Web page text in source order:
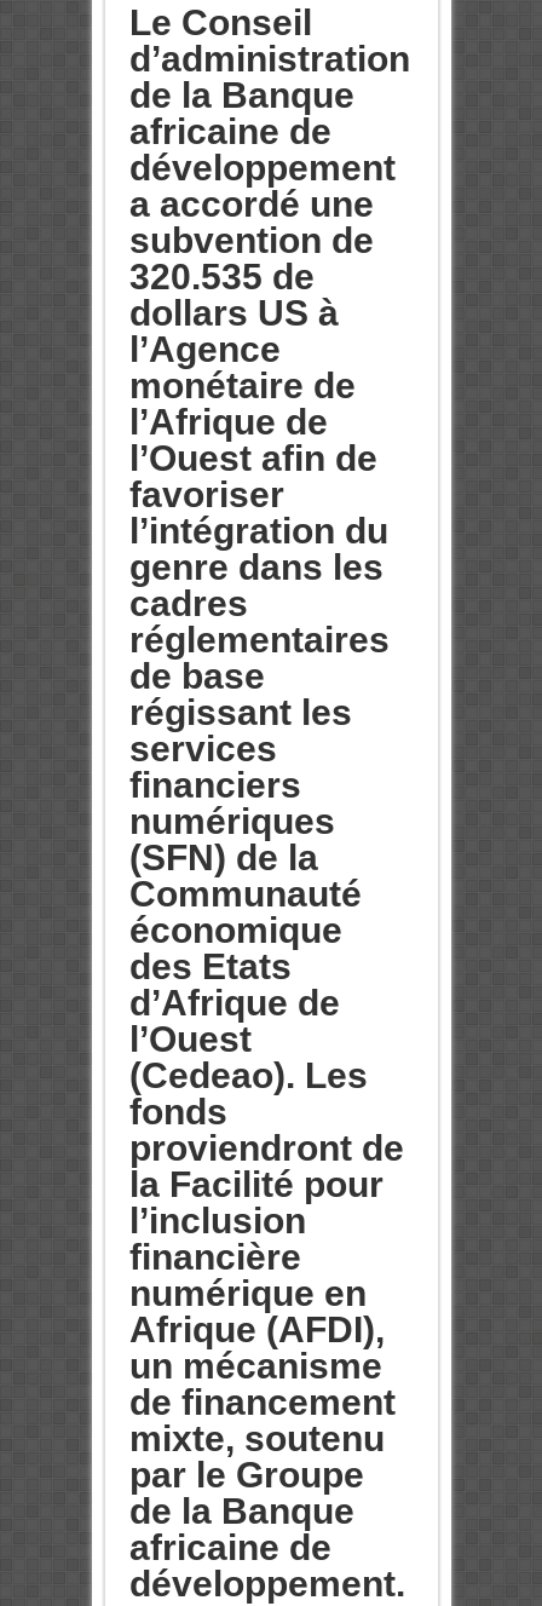
Le Conseil
d’administration
de la Banque
africaine de
développement
a accordé une
subvention de
320.535 de
dollars US à
l’Agence
monétaire de
l’Afrique de
l’Ouest afin de
favoriser
l’intégration du
genre dans les
cadres
réglementaires
de base
régissant les
services
financiers
numériques
(SFN) de la
Communauté
économique
des Etats
d’Afrique de
l’Ouest
(Cedeao). Les
fonds
proviendront de
la Facilité pour
l’inclusion
financière
numérique en
Afrique (AFDI),
un mécanisme
de financement
mixte, soutenu
par le Groupe
de la Banque
africaine de
développement.